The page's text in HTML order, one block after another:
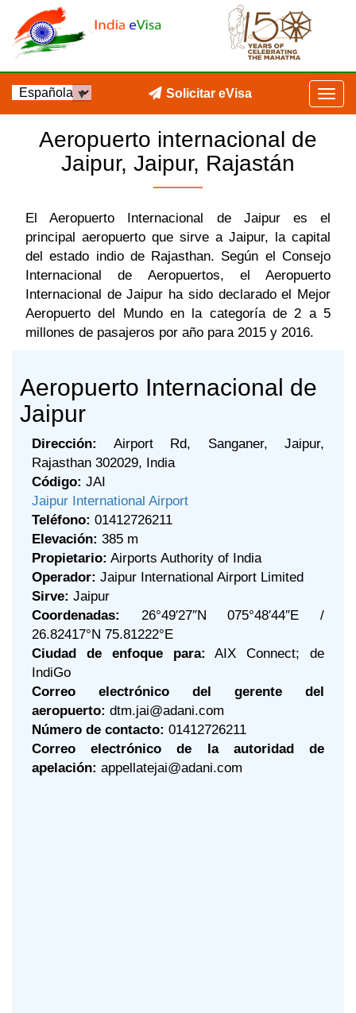
Solicitar eVisa
Aeropuerto internacional de
Jaipur, Jaipur, Rajastán
El Aeropuerto Internacional de Jaipur es el
principal aeropuerto que sirve a Jaipur, la capital
del estado indio de Rajasthan. Según el Consejo
Internacional de Aeropuertos, el Aeropuerto
Internacional de Jaipur ha sido declarado el Mejor
Aeropuerto del Mundo en la categoría de 2 a 5
millones de pasajeros por año para 2015 y 2016.
Aeropuerto Internacional de
Jaipur
Dirección:
Airport Rd, Sanganer, Jaipur,
Rajasthan 302029, India
Código: JAI
Jaipur International Airport
Teléfono: 01412726211
Elevación: 385 m
Propietario: Airports Authority of India
Operador: Jaipur International Airport Limited
Sirve: Jaipur
Coordenadas:
26°49′27″N 075°48′44″E /
26.82417°N 75.81222°E
Ciudad de enfoque para: AIX Connect; de
IndiGo
Correo electrónico del gerente del
aeropuerto: dtm.jai@adani.com
Número de contacto: 01412726211
Correo electrónico de la autoridad de
apelación: appellatejai@adani.com